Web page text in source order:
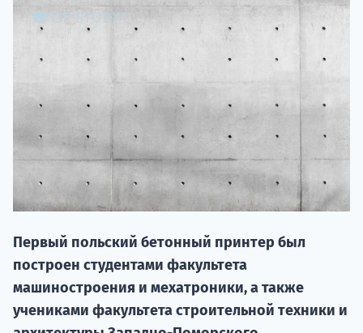
Первый польский бетонный принтер был
построен студентами факультета
машиностроения и мехатроники, а также
учениками факультета строительной техники и